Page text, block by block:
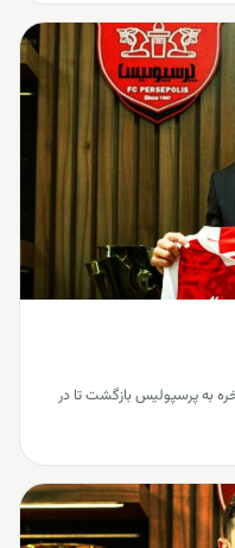
بالاخره به پرسپولیس بازگشت تا در